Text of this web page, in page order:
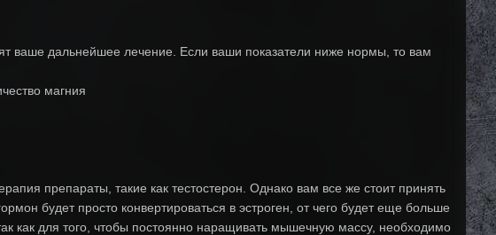
ваше дальнейшее лечение. Если ваши показатели ниже нормы, то вам
магния
препараты, такие как тестостерон. Однако вам все же стоит принять
будет просто конвертироваться в эстроген, от чего будет еще больше
как для того, чтобы постоянно наращивать мышечную массу, необходимо